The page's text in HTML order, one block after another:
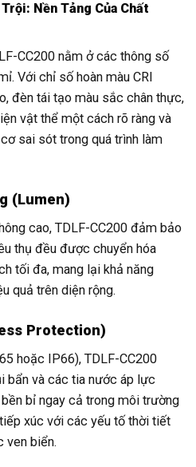
Nền Tảng Của Chất
CC200 nằm ở các thông số
Với chỉ số hoàn màu CRI
đèn tái tạo màu sắc chân thực,
vật thể một cách rõ ràng và
sai sót trong quá trình làm
(Lumen)
cao, TDLF-CC200 đảm bảo
thụ đều được chuyển hóa
tối đa, mang lại khả năng
quả trên diện rộng.
Protection)
hoặc IP66), TDLF-CC200
bẩn và các tia nước áp lực
bỉ ngay cả trong môi trường
xúc với các yếu tố thời tiết
ven biển.